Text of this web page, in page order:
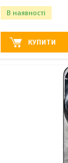
В наявності
КУПИТИ